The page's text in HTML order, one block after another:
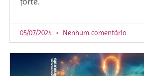
05/07/2024 Nenhum comentário